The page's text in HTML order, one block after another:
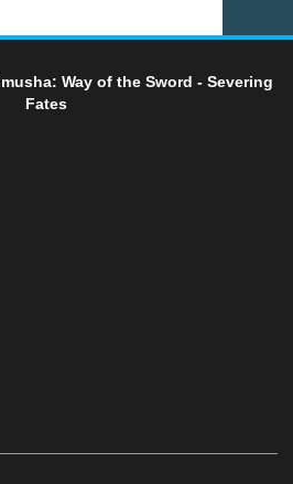
Way of the Sword - Severing
Fates